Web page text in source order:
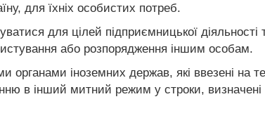
для їхніх особистих потреб.
для цілей підприємницької
або розпорядження іншим особам.
органами іноземних держав, які ввезені на
в інший митний режим у строки,